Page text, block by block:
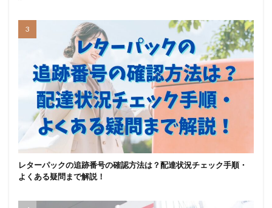
レターパックの追跡番号の確認方法は？配達状況チェック手順・
よくある疑問まで解説！